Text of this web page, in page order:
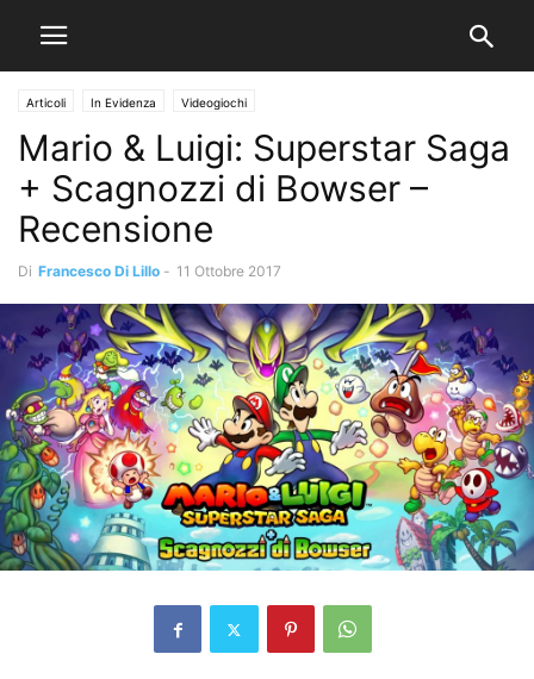
Articoli In Evidenza Videogiochi
Mario & Luigi: Superstar Saga
+ Scagnozzi di Bowser –
Recensione
Di Francesco Di Lillo - 11 Ottobre 2017